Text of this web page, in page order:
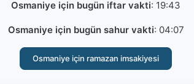
Osmaniye için bugün iftar vakti: 19:43
Osmaniye için bugün sahur vakti: 04:07
Osmaniye için ramazan imsakiyesi